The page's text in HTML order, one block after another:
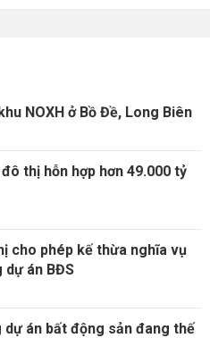
NOXH ở Bồ Đề, Long Biên
thị hỗn hợp hơn 49.000 tỷ
cho phép kế thừa nghĩa vụ
dự án BĐS
án bất động sản đang thế